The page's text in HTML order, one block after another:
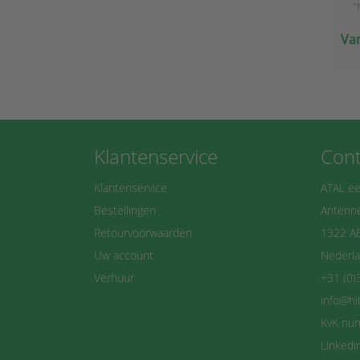
Klantenservice
Klantenservice
Bestellingen
Retourvoorwaarden
Uw account
Verhuur
ATAL
1322
+31
KvK